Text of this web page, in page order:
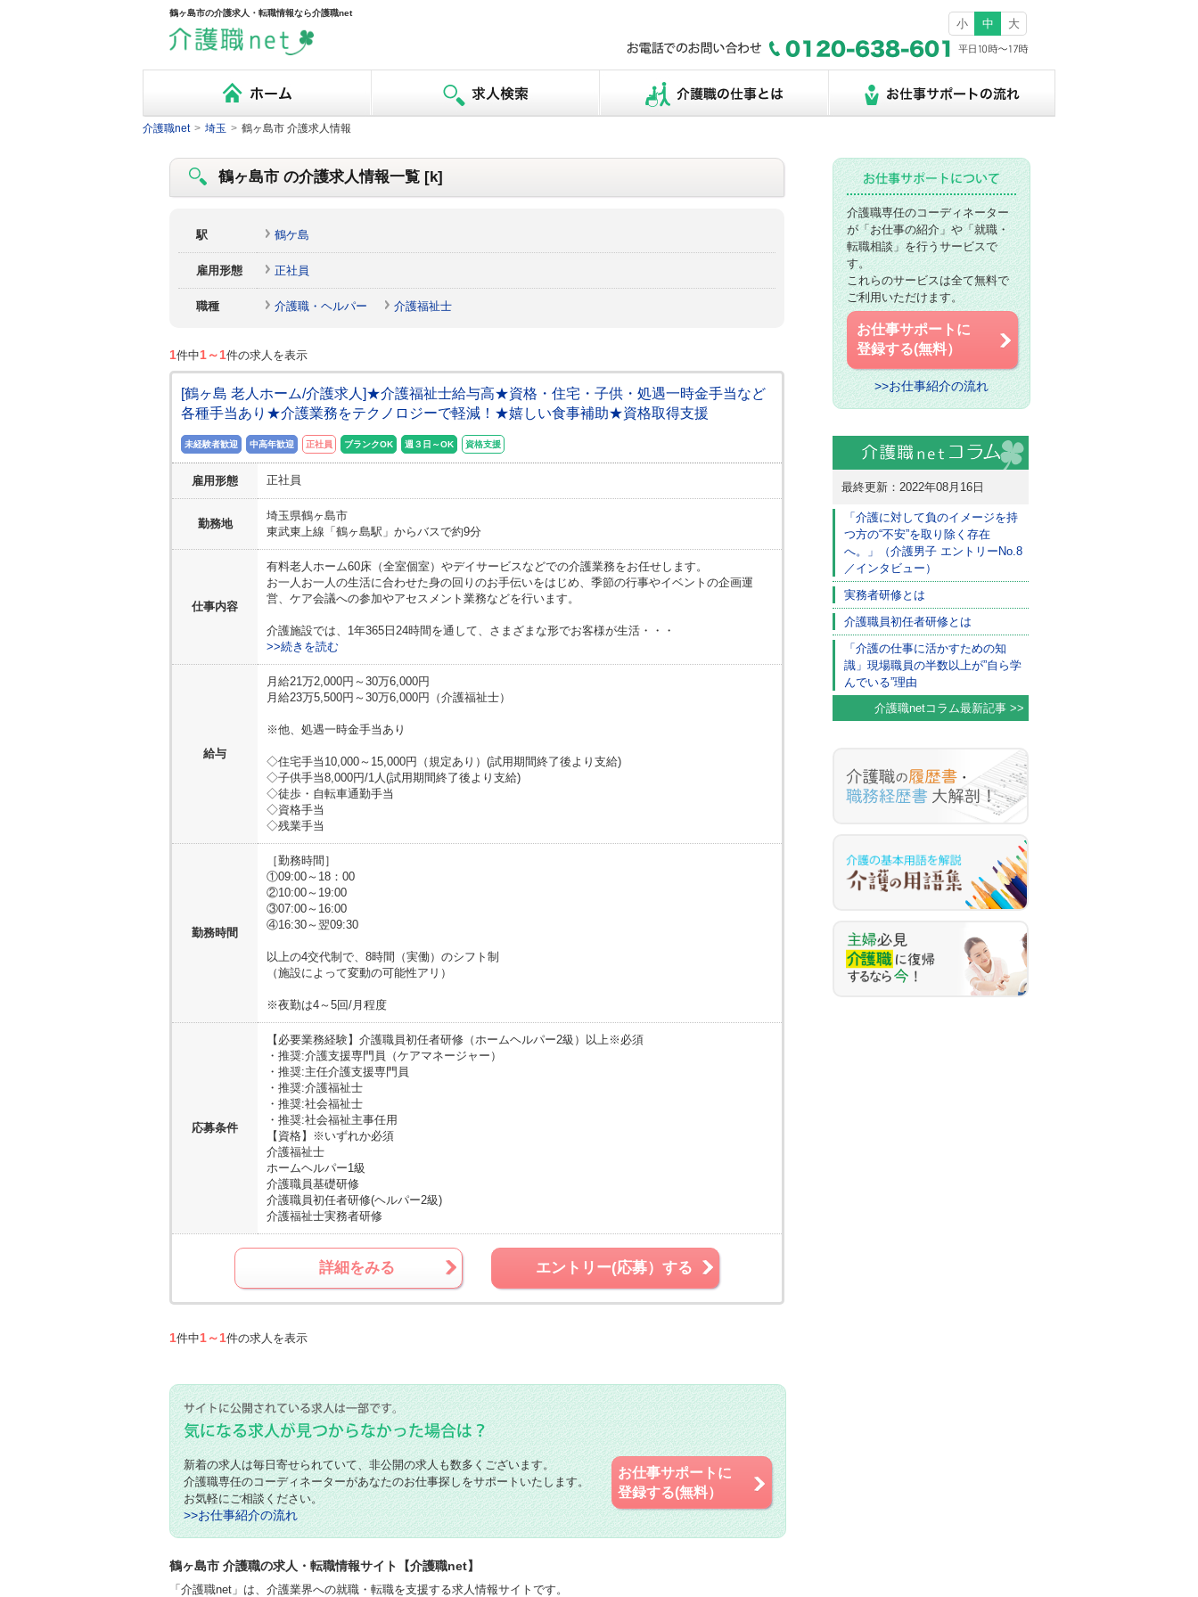
鶴ヶ島市の介護求人・転職情報なら介護職net
小 中 大
介護職net > 埼玉 > 鶴ヶ島市 介護求人情報
鶴ヶ島市 の介護求人情報一覧 [k]
駅 鶴ケ島
雇用形態 正社員
職種 介護職・ヘルパー 介護福祉士
1件中1～1件の求人を表示
[鶴ヶ島 老人ホーム/介護求人]★介護福祉士給与高★資格・住宅・子供・処遇一時金手当など
各種手当あり★介護業務をテクノロジーで軽減！★嬉しい食事補助★資格取得支援
未経験者歓迎 中高年歓迎 正社員 ブランクOK 週３日～OK 資格支援
雇用形態 正社員
勤務地
埼玉県鶴ヶ島市
東武東上線「鶴ヶ島駅」からバスで約9分
仕事内容
有料老人ホーム60床（全室個室）やデイサービスなどでの介護業務をお任せします。
お一人お一人の生活に合わせた身の回りのお手伝いをはじめ、季節の行事やイベントの企画運
営、ケア会議への参加やアセスメント業務などを行います。
介護施設では、1年365日24時間を通して、さまざまな形でお客様が生活・・・
>>続きを読む
給与
月給21万2,000円～30万6,000円
月給23万5,500円～30万6,000円（介護福祉士）
※他、処遇一時金手当あり
◇住宅手当10,000～15,000円（規定あり）(試用期間終了後より支給)
◇子供手当8,000円/1人(試用期間終了後より支給)
◇徒歩・自転車通勤手当
◇資格手当
◇残業手当
勤務時間
［勤務時間］
①09:00～18：00
②10:00～19:00
③07:00～16:00
④16:30～翌09:30
以上の4交代制で、8時間（実働）のシフト制
（施設によって変動の可能性アリ）
※夜勤は4～5回/月程度
応募条件
【必要業務経験】 介護職員初任者研修（ホームヘルパー2級）以上※必須
・推奨:介護支援専門員（ケアマネージャー）
・推奨:主任介護支援専門員
・推奨:介護福祉士
・推奨:社会福祉士
・推奨:社会福祉主事任用
【資格】
※いずれか必須
介護福祉士
ホームヘルパー1級
介護職員基礎研修
介護職員初任者研修(ヘルパー2級)
介護福祉士実務者研修
詳細をみる エントリー(応募）する
1件中1～1件の求人を表示
新着の求人は毎日寄せられていて、非公開の求人も数多くございます。
介護職専任のコーディネーターがあなたのお仕事探しをサポートいたします。
お気軽にご相談ください。
>>お仕事紹介の流れ
お仕事サポートに
登録する(無料）
鶴ヶ島市 介護職の求人・転職情報サイト【介護職net】
「介護職net」は、介護業界への就職・転職を支援する求人情報サイトです。
介護職専任のコーディネーター
が「お仕事の紹介」や「就職・
転職相談」を行うサービスで
す。
これらのサービスは全て無料で
ご利用いただけます。
お仕事サポートに
登録する(無料）
>>お仕事紹介の流れ
最終更新：2022年08月16日
「介護に対して負のイメージを持
つ方の“不安”を取り除く存在
へ。」（介護男子 エントリーNo.8
／インタビュー）
実務者研修とは
介護職員初任者研修とは
「介護の仕事に活かすための知
識」現場職員の半数以上が”自ら学
んでいる”理由
介護職netコラム最新記事 >>